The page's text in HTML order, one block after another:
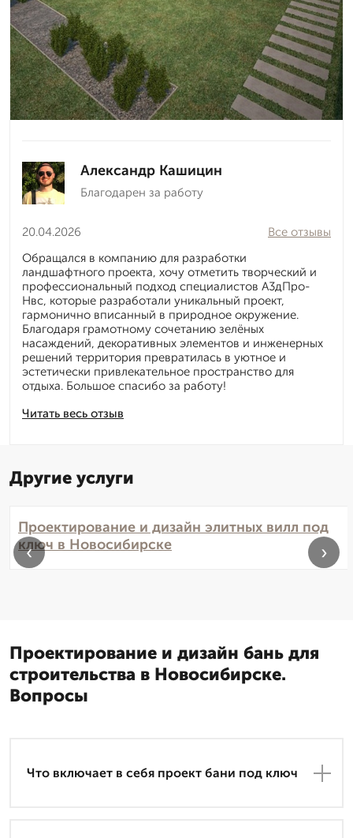
Александр Кашицин
Благодарен за работу
20.04.2026
Читать весь отзыв
Все отзывы
Обращался в компанию для разработки
ландшафтного проекта, хочу отметить творческий и
профессиональный подход специалистов А3дПро-
Нвс, которые разработали уникальный проект,
гармонично вписанный в природное окружение.
Благодаря грамотному сочетанию зелёных
насаждений, декоративных элементов и инженерных
решений территория превратилась в уютное и
эстетически привлекательное пространство для
отдыха. Большое спасибо за работу!
Другие услуги
Проектирование и дизайн элитных вилл под
ключ в Новосибирске
‹ ›
Проектирование и дизайн бань для
строительства в Новосибирске.
Вопросы
Что включает в себя проект бани под ключ